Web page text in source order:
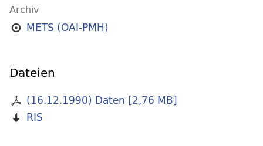
Archiv
METS (OAI-PMH)
Dateien
(16.12.1990) Daten [2,76 MB]
RIS